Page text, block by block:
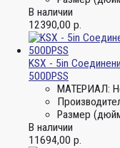
В наличии
12390,00 р.
KSX - 5in
500DPSS
МАТЕРИАЛ:
Размер
В наличии
11694,00 р.